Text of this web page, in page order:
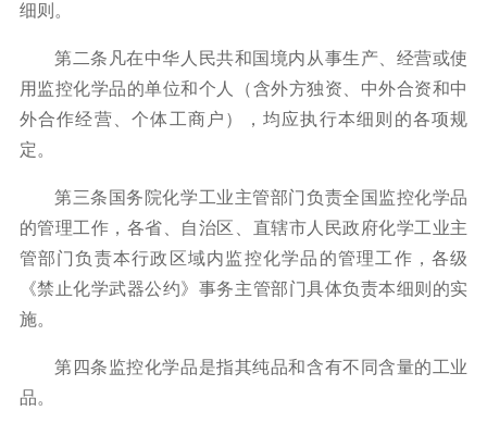
细则。
第二条凡在中华人民共和国境内从事生产、经营或使
用监控化学品的单位和个人（含外方独资、中外合资和中
外合作经营、个体工商户），均应执行本细则的各项规
定。
第三条国务院化学工业主管部门负责全国监控化学品
的管理工作，各省、自治区、直辖市人民政府化学工业主
管部门负责本行政区域内监控化学品的管理工作，各级
《禁止化学武器公约》事务主管部门具体负责本细则的实
施。
第四条监控化学品是指其纯品和含有不同含量的工业
品。